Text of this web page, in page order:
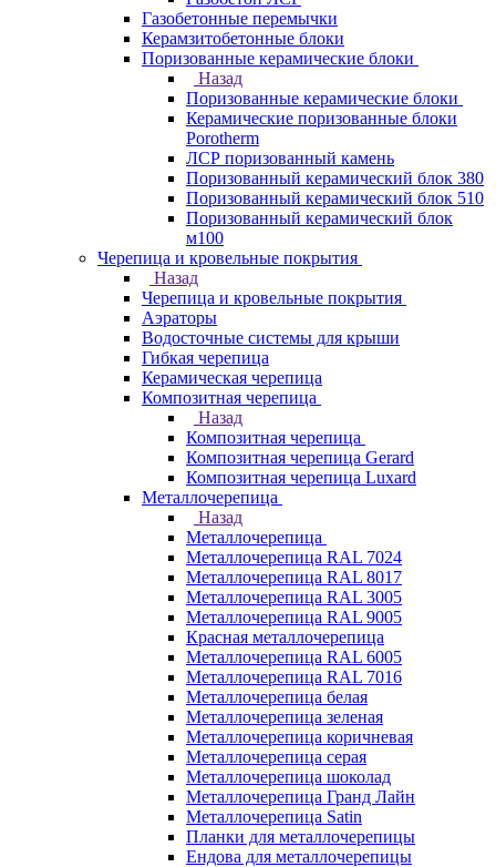
Газобетонные перемычки
Керамзитобетонные блоки
Поризованные керамические блоки
Назад
Поризованные керамические блоки
Керамические поризованные блоки
Porotherm
ЛСР поризованный камень
Поризованный керамический блок 380
Поризованный керамический блок 510
Поризованный керамический блок
м100
Черепица и кровельные покрытия
Назад
Черепица и кровельные покрытия
Аэраторы
Водосточные системы для крыши
Гибкая черепица
Керамическая черепица
Композитная черепица
Назад
Композитная черепица
Композитная черепица Gerard
Композитная черепица Luxard
Металлочерепица
Назад
Металлочерепица
Металлочерепица RAL 7024
Металлочерепица RAL 8017
Металлочерепица RAL 3005
Металлочерепица RAL 9005
Красная металлочерепица
Металлочерепица RAL 6005
Металлочерепица RAL 7016
Металлочерепица белая
Металлочерепица зеленая
Металлочерепица коричневая
Металлочерепица серая
Металлочерепица шоколад
Металлочерепица Гранд Лайн
Металлочерепица Satin
Планки для металлочерепицы
Ендова для металлочерепицы